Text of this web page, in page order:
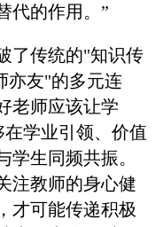
代的作用。”
了传统的"知识传
亦友"的多元连
老师应该让学
学业引领、价值
学生同频共振。
注教师的身心健
才可能传递积极